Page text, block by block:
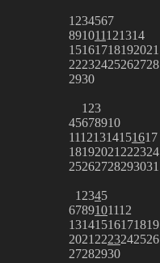
1234567
891011121314
15161718192021
22232425262728
2930
123
45678910
11121314151617
18192021222324
25262728293031
12345
6789101112
13141516171819
20212223242526
27282930